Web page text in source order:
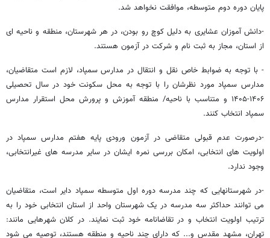
پایان دوره دوم متوسطه، موافقت نخواهد شد.
-دانش آموزان عشایری به دلیل کوچ رو بودن، در هر شهرستان، منطقه و ناحیه ای
از استان، مجاز به ثبت نام و شرکت در آزمون هستند.
- با توجه به ضوابط خاص نقل و انتقال در مدارس سمپاد، لازم است متقاضیان،
مدارس سمپاد مورد نظرشان را با توجه به محل سکونت خود در سال تحصیلی
۱۴۰۶-۱۴۰۵ و متناسب با ناحیه/ منطقه آموزش و پرورش محل استقرار مدارس
سمپاد انتخاب کنند.
-درصورت عدم قبولی متقاضی در آزمون ورودی پایه هفتم مدارس سمپاد در
اولویت های انتخابی، امکان بررسی نمره ایشان در سایر مدرسه های غیرانتخابی،
وجود ندارد.
-در شهرستانهایی که چند مدرسه دوره اول متوسطه سمپاد دایر است، متقاضیان
می توانند حداکثر سه مدرسه در یک شهرستان واحد از استان انتخابی خود را به
ترتیب اولویت انتخاب و در تقاضانامه خود ثبت نمایند. در کلان شهرهایی مانند:
تهران، مشهد مقدس و... که دارای چند ناحیه و منطقه هستند، توصیه می شود